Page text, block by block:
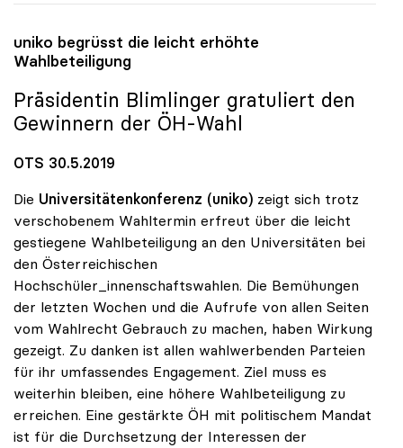
uniko begrüsst die leicht erhöhte
Wahlbeteiligung
Präsidentin Blimlinger gratuliert den
Gewinnern der ÖH-Wahl
OTS 30.5.2019
Die Universitätenkonferenz (uniko) zeigt sich trotz
verschobenem Wahltermin erfreut über die leicht
gestiegene Wahlbeteiligung an den Universitäten bei
den Österreichischen
Hochschüler_innenschaftswahlen. Die Bemühungen
der letzten Wochen und die Aufrufe von allen Seiten
vom Wahlrecht Gebrauch zu machen, haben Wirkung
gezeigt. Zu danken ist allen wahlwerbenden Parteien
für ihr umfassendes Engagement. Ziel muss es
weiterhin bleiben, eine höhere Wahlbeteiligung zu
erreichen. Eine gestärkte ÖH mit politischem Mandat
ist für die Durchsetzung der Interessen der